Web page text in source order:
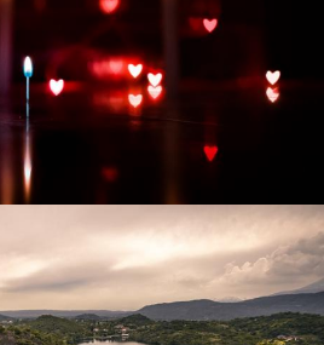
магазина "Всё для
проект